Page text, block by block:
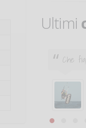
Ultimi
Che